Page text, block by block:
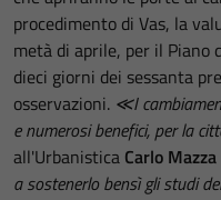
procedimento di Vas, la
metà di aprile, per il
dieci giorni dei sessanta
osservazioni. ≪I
e numerosi benefici, per la
all'Urbanistica Carlo Mazza
a sostenerlo bensì gli studi